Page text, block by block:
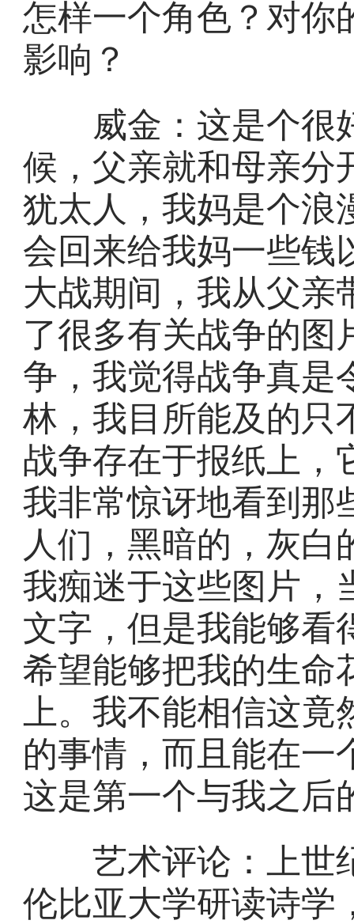
怎样一个角色？对你
影响？
威金：这是个很
候，父亲就和母亲分
犹太人，我妈是个浪
会回来给我妈一些钱
大战期间，我从父亲
了很多有关战争的图
争，我觉得战争真是
林，我目所能及的只
战争存在于报纸上，
我非常惊讶地看到那
人们，黑暗的，灰白
我痴迷于这些图片，
文字，但是我能够看
希望能够把我的生命
上。我不能相信这
的事情，而且能在一
这是第一个与我之后
艺术评论：上世
伦比亚大学研读诗学